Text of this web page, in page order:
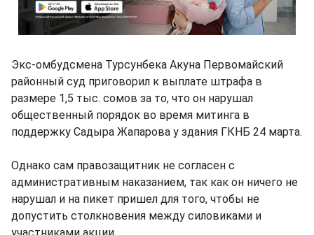
Экс-омбудсмена Турсунбека Акуна Первомайский
районный суд приговорил к выплате штрафа в
размере 1,5 тыс. сомов за то, что он нарушал
общественный порядок во время митинга в
поддержку Садыра Жапарова у здания ГКНБ 24 марта.
Однако сам правозащитник не согласен с
административным наказанием, так как он ничего не
нарушал и на пикет пришел для того, чтобы не
допустить столкновения между силовиками и